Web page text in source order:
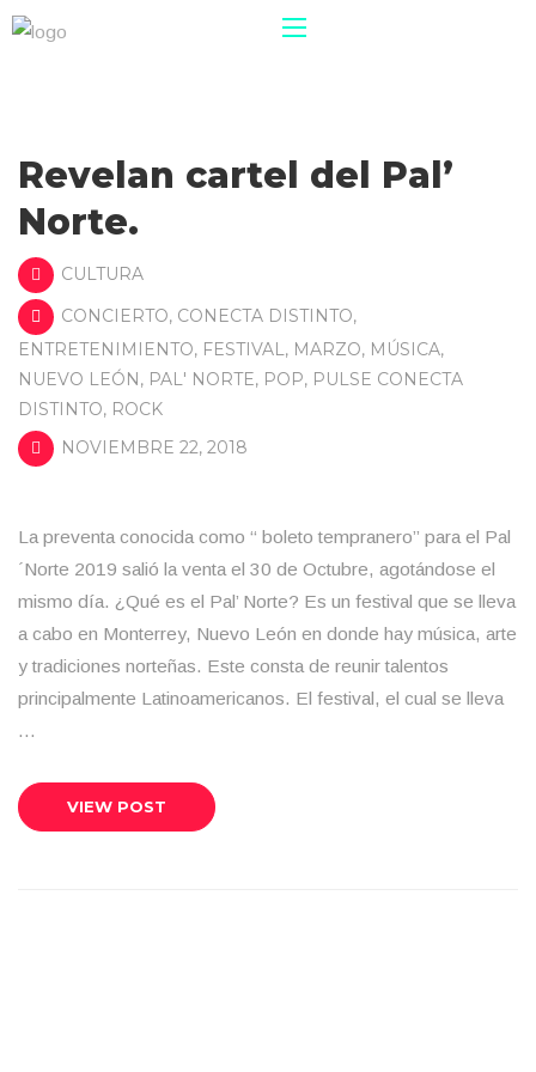
Revelan cartel del Pal’
Norte.
CULTURA
CONCIERTO, CONECTA DISTINTO,
ENTRETENIMIENTO, FESTIVAL, MARZO, MÚSICA,
NUEVO LEÓN, PAL' NORTE, POP, PULSE CONECTA
DISTINTO, ROCK
NOVIEMBRE 22, 2018
La preventa conocida como “ boleto tempranero” para el Pal
´Norte 2019 salió la venta el 30 de Octubre, agotándose el
mismo día. ¿Qué es el Pal’ Norte? Es un festival que se lleva
a cabo en Monterrey, Nuevo León en donde hay música, arte
y tradiciones norteñas. Este consta de reunir talentos
principalmente Latinoamericanos. El festival, el cual se lleva
…
VIEW POST